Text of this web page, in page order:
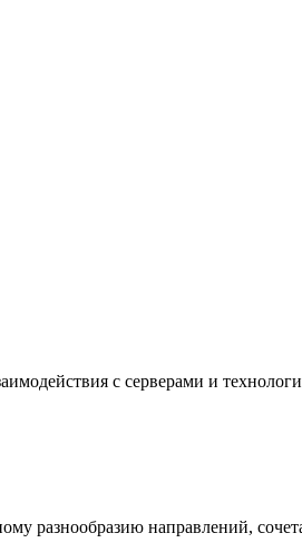
с серверами и
разнообразию направлений,